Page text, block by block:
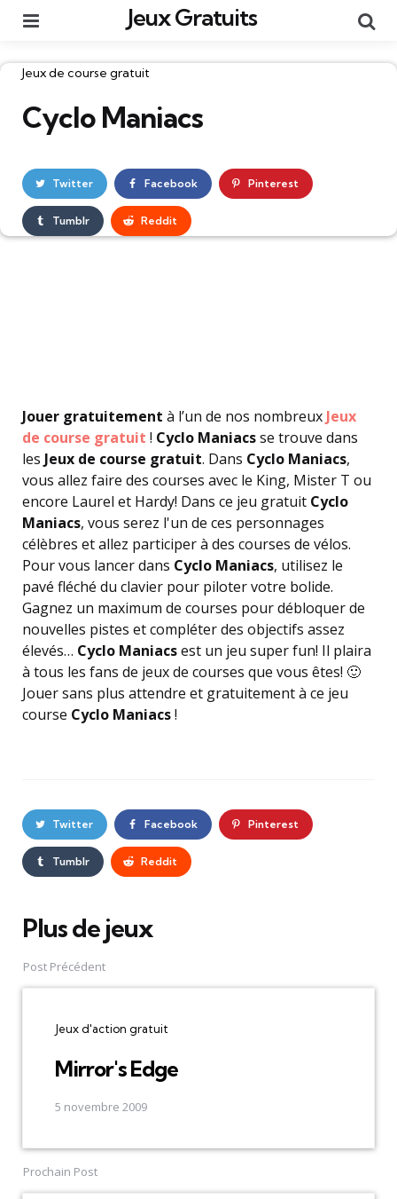
Jeux Gratuits
Catégories
Jeux de course gratuit
Cyclo Maniacs
Twitter Facebook Pinterest
Tumblr Reddit
Jouer gratuitement à l’un de nos nombreux Jeux
de course gratuit ! Cyclo Maniacsse trouve dans
les Jeux de course gratuit. Dans Cyclo Maniacs,
vous allez faire des courses avec le King, Mister T ou
encore Laurel et Hardy! Dans ce jeu gratuit Cyclo
Maniacs, vous serez l'un de ces personnages
célèbres et allez participer à des courses de vélos.
Pour vous lancer dans Cyclo Maniacs, utilisez le
pavé fléché du clavier pour piloter votre bolide.
Gagnez un maximum de courses pour débloquer de
nouvelles pistes et compléter des objectifs assez
élevés… Cyclo Maniacsest un jeu super fun! Il plaira
à tous les fans de jeux de courses que vous êtes! 🙂
Jouer sans plus attendre et gratuitement à ce jeu
course Cyclo Maniacs!
Twitter Facebook Pinterest
Tumblr Reddit
Plus de jeux
Post
navigation
Post Précédent
Jeux d'action gratuit
Mirror's Edge
5 novembre 2009
Prochain Post